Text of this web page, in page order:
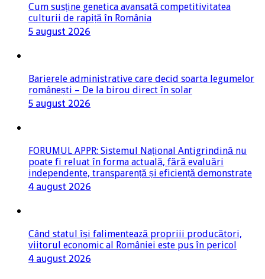
Cum susține genetica avansată competitivitatea
culturii de rapiță în România
5 august 2026
Barierele administrative care decid soarta legumelor
românești – De la birou direct în solar
5 august 2026
FORUMUL APPR: Sistemul Național Antigrindină nu
poate fi reluat în forma actuală, fără evaluări
independente, transparență și eficiență demonstrate
4 august 2026
Când statul își falimentează propriii producători,
viitorul economic al României este pus în pericol
4 august 2026